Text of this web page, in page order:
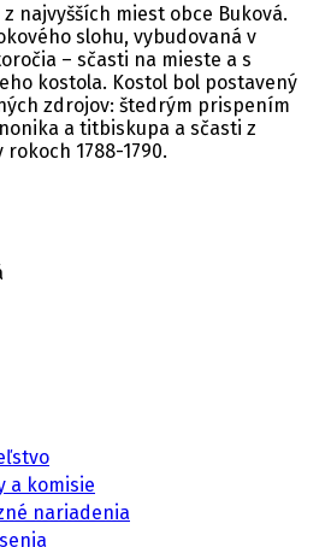
najvyšších miest obce Buková.
slohu, vybudovaná v
– sčasti na mieste a s
kostola. Kostol bol postavený
zdrojov: štedrým prispením
a titbiskupa a sčasti z
1788-1790.
a komisie
nariadenia